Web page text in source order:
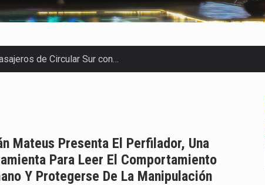
de Circular Sur con…
recibir una nueva edición…
que trabajan por…
versión de su segundo…
Mateus Presenta El Perfilador, Una
Para Leer El Comportamiento
Y Protegerse De La Manipulación